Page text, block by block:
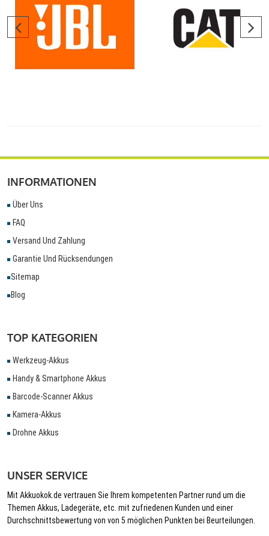
INFORMATIONEN
Über Uns
FAQ
Versand Und Zahlung
Garantie Und Rücksendungen
Sitemap
Blog
TOP KATEGORIEN
Werkzeug-Akkus
Handy & Smartphone Akkus
Barcode-Scanner Akkus
Kamera-Akkus
Drohne Akkus
UNSER SERVICE
Mit Akkuokok.de vertrauen Sie Ihrem kompetenten Partner rund um die
Themen Akkus, Ladegeräte, etc. mit zufriedenen Kunden und einer
Durchschnittsbewertung von von 5 möglichen Punkten bei Beurteilungen.